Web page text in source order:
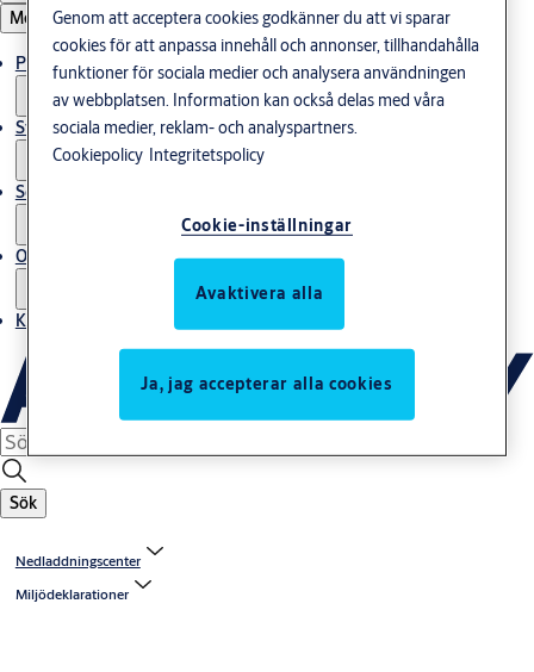
Meny
Produkter och lösningar
Stories
Service
Om oss
Kontakta oss
Sök
Nedladdningscenter
Miljödeklarationer
Genom att acceptera cookies godkänner du att vi sparar
cookies för att anpassa innehåll och annonser, tillhandahålla
funktioner för sociala medier och analysera användningen
av webbplatsen. Information kan också delas med våra
sociala medier, reklam- och analyspartners.
Cookiepolicy Integritetspolicy
Cookie-inställningar
Avaktivera alla
Ja, jag accepterar alla cookies